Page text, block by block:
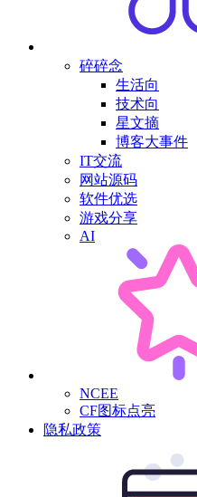
碎碎念
生活向
技术向
星文摘
博客大事件
IT交流
网站源码
软件优选
游戏分享
AI
NCEE
CF图标点亮
隐私政策